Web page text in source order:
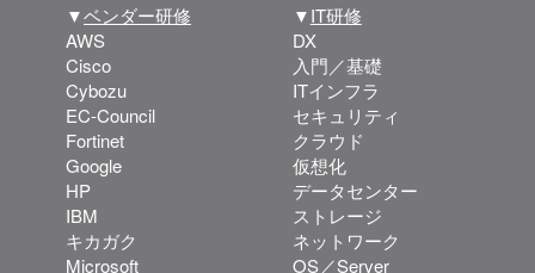
▼ベンダー研修
AWS
Cisco
Cybozu
EC-Council
Fortinet
Google
HP
IBM
キカガク
Microsoft
▼IT研修
DX
入門／基礎
ITインフラ
セキュリティ
クラウド
仮想化
データセンター
ストレージ
ネットワーク
OS／Server